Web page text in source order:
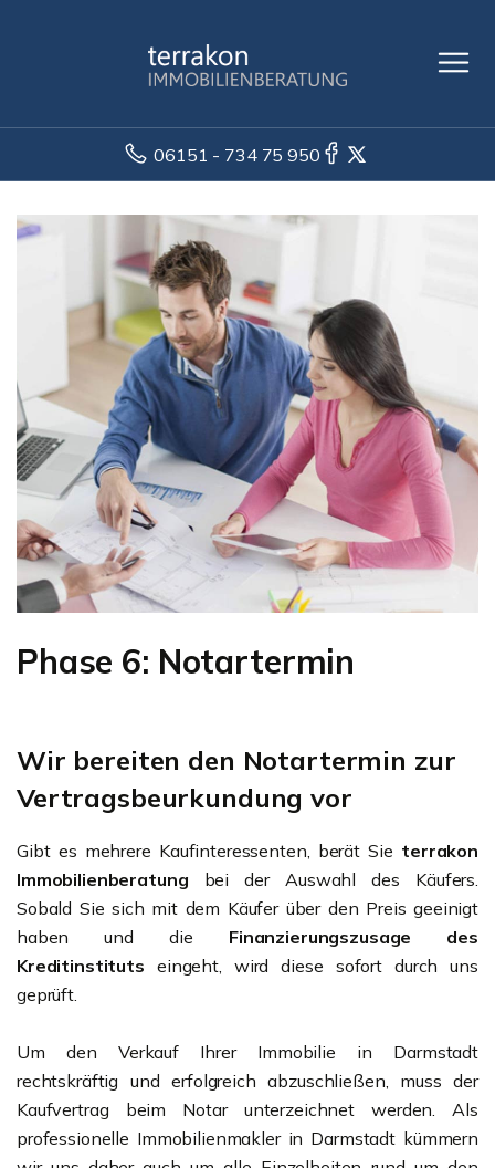
06151 - 734 75 950
Phase 6: Notartermin
Wir bereiten den Notartermin zur
Vertragsbeurkundung vor
Gibt es mehrere Kaufinteressenten, berät Sie terrakon
Immobilienberatung bei der Auswahl des Käufers.
Sobald Sie sich mit dem Käufer über den Preis geeinigt
haben und die Finanzierungszusage des
Kreditinstituts eingeht, wird diese sofort durch uns
geprüft.
Um den Verkauf Ihrer Immobilie in Darmstadt
rechtskräftig und erfolgreich abzuschließen, muss der
Kaufvertrag beim Notar unterzeichnet werden. Als
professionelle Immobilienmakler in Darmstadt kümmern